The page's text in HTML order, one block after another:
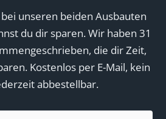
unseren beiden Ausbauten
du dir sparen. Wir haben 31
die dir Zeit,
Kostenlos per E-Mail, kein
abbestellbar.